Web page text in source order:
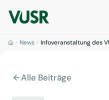
News Infoveranstaltung des
Alle Beiträge